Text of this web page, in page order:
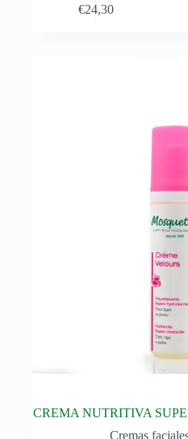
€24,30
CREMA NUTRITIVA
Cremas